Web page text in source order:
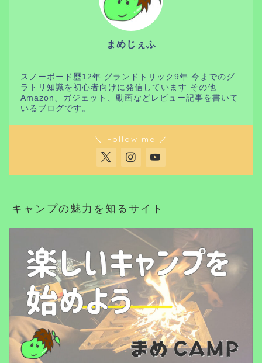
まめじぇふ
スノーボード歴12年 グランドトリック9年 今までのグ
ラトリ知識を初心者向けに発信しています その他
Amazon、ガジェット、動画などレビュー記事を書いて
いるブログです。
＼ Follow me ／
キャンプの魅力を知るサイト